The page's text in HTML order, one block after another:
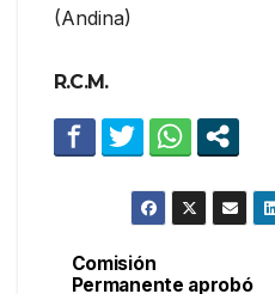
(Andina)
R.C.M.
Navegación
Comisión
Permanente aprobó